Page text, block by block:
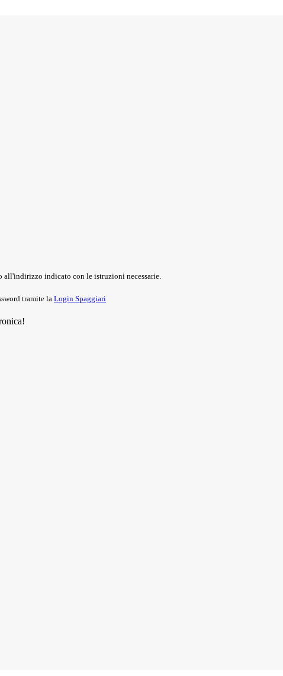
all'indirizzo indicato con le istruzioni necessarie.
tramite la Login Spaggiari